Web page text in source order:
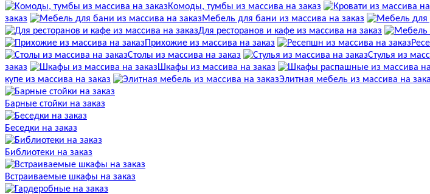
Комоды, тумбы из массива на заказ
заказ
Мебель для бани из массива на заказ
Для ресторанов и кафе из массива на заказ
Прихожие из массива на заказ
Столы из массива на заказ
Стулья из
заказ
Шкафы из массива на заказ
купе из массива на заказ
Элитная мебель из массива на
Барные стойки на заказ
Беседки на заказ
Библиотеки на заказ
Встраиваемые шкафы на заказ